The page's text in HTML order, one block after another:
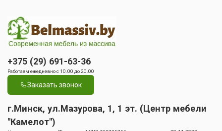
+375 (29) 691-63-36
Работаем ежедневно с 10.00 до 20.00
Заказать звонок
г.Минск, ул.Мазурова, 1, 1 эт. (Центр мебели
"Камелот")